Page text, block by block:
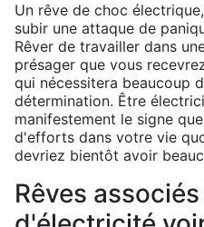
Un rêve de choc
subir une attaque de
Rêver de travailler dans
présager que vous
qui nécessitera beaucoup
détermination. Être
manifestement le signe
d'efforts dans votre vie
devriez bientôt avoir
Rêves